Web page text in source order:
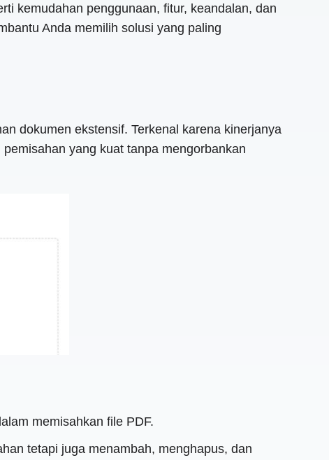
kemudahan penggunaan, fitur, keandalan, dan
Anda memilih solusi yang paling
dokumen ekstensif. Terkenal karena kinerjanya
yang kuat tanpa mengorbankan
memisahkan file PDF.
tetapi juga menambah, menghapus, dan